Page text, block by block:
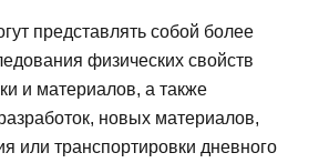
представлять собой более
физических свойств
и материалов, а также
новых материалов,
или транспортировки дневного